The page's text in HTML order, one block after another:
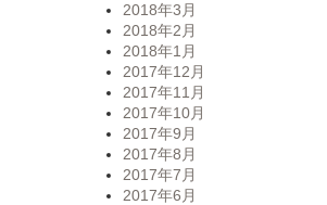
2018年3月
2018年2月
2018年1月
2017年12月
2017年11月
2017年10月
2017年9月
2017年8月
2017年7月
2017年6月